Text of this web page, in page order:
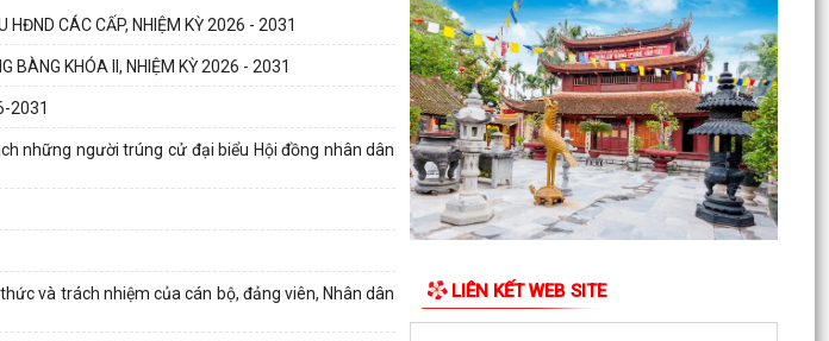
HĐND CÁC CẤP, NHIỆM KỲ 2026 - 2031
BÀNG KHÓA II, NHIỆM KỲ 2026 - 2031
2031
những người trúng cử đại biểu Hội đồng nhân dân
và trách nhiệm của cán bộ, đảng viên, Nhân dân
PHƯỜNG HỒNG BÀNG TỔ CHỨC HỘI NGHỊ SƠ
KẾT 6 THÁNG ĐẦU NĂM 2026 CÔNG TÁC BẢO
VỆ NỀN TẢNG TƯ TƯỞNG CỦA...
Hội Cựu CAND phường Hồng Bàng đi thăm, tặng
quà các gia đình thương binh, thân nhân liệt sỹ
CAND
Phường Hồng Bàng phát huy vai trò, nâng cao
TUỔI TRẺ PHƯỜNG HỒNG BÀNG TỔ CHỨC
LIÊN KẾT WEB SITE